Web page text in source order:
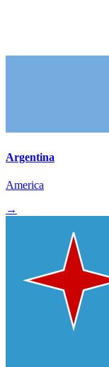
Argentina
America
→